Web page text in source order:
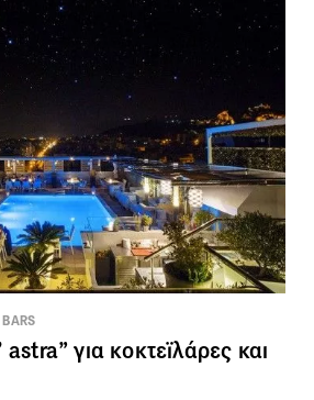
για κοκτεϊλάρες και